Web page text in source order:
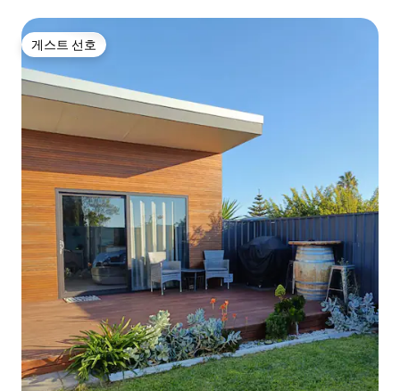
게스트 선호
게스트 선호